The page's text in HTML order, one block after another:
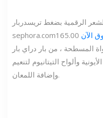
الرقمية بضغط تريسدربار
sephora.com
الآن
المسطحة ، من بار دراي بار
وألواح التيتانيوم لتنعيم
وإضافة اللمعان.